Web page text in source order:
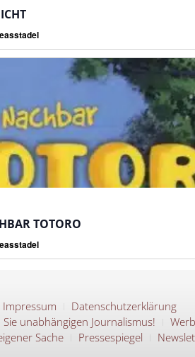
TOTORO
Impressum
Datenschutzerklärung
unabhängigen Journalismus!
Sache
Pressespiegel